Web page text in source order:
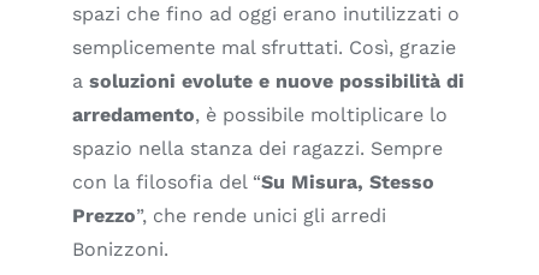
spazi che fino ad oggi erano inutilizzati o
semplicemente mal sfruttati. Così, grazie
a soluzioni evolute e nuove possibilità di
arredamento, è possibile moltiplicare lo
spazio nella stanza dei ragazzi. Sempre
con la filosofia del “Su Misura, Stesso
Prezzo”, che rende unici gli arredi
Bonizzoni.